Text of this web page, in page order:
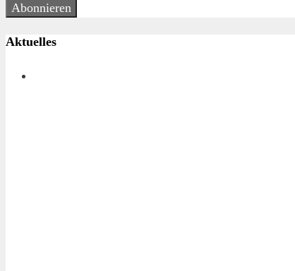
Abonnieren
Aktuelles